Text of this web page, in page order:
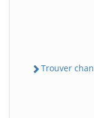
Trouver